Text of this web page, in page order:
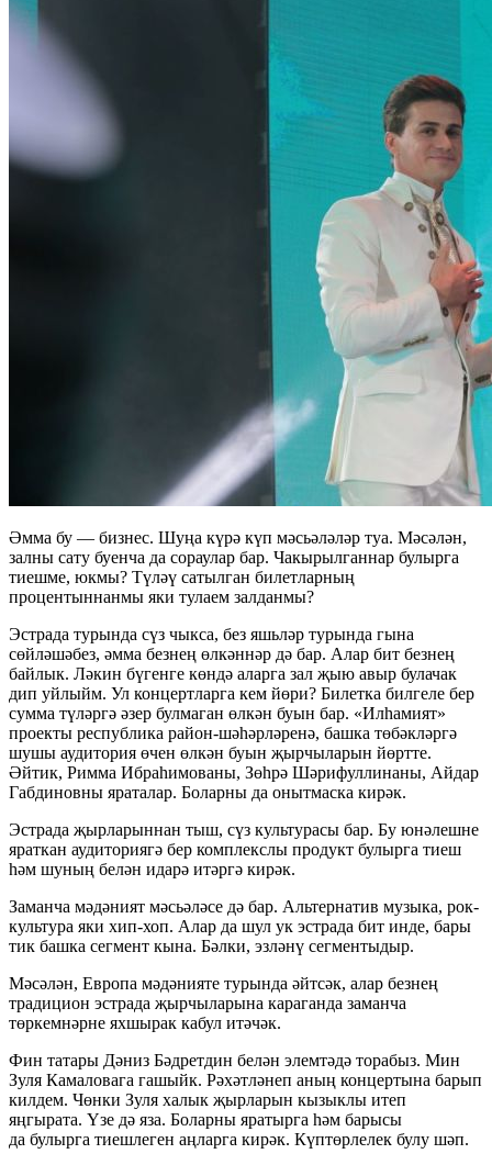
Әмма бу — бизнес. Шуңа күрә күп мәсьәләләр туа. Мәсәлән,
залны сату буенча да сораулар бар. Чакырылганнар булырга
тиешме, юкмы? Түләү сатылган билетларның
процентыннанмы яки тулаем залданмы?
Эстрада турында сүз чыкса, без яшьләр турында гына
сөйләшәбез, әмма безнең өлкәннәр дә бар. Алар бит безнең
байлык. Ләкин бүгенге көндә аларга зал җыю авыр булачак
дип уйлыйм. Ул концертларга кем йөри? Билетка билгеле бер
сумма түләргә әзер булмаган өлкән буын бар. «Илһамият»
проекты республика район-шәһәрләренә, башка төбәкләргә
шушы аудитория өчен өлкән буын җырчыларын йөртте.
Әйтик, Римма Ибраһимованы, Зөһрә Шәрифуллинаны, Айдар
Габдиновны яраталар. Боларны да онытмаска кирәк.
Эстрада җырларыннан тыш, сүз культурасы бар. Бу юнәлешне
яраткан аудиториягә бер комплекслы продукт булырга тиеш
һәм шуның белән идарә итәргә кирәк.
Заманча мәдәният мәсьәләсе дә бар. Альтернатив музыка, рок-
культура яки хип-хоп. Алар да шул ук эстрада бит инде, бары
тик башка сегмент кына. Бәлки, эзләнү сегментыдыр.
Мәсәлән, Европа мәдәнияте турында әйтсәк, алар безнең
традицион эстрада җырчыларына караганда заманча
төркемнәрне яхшырак кабул итәчәк.
Фин татары Дәниз Бәдретдин белән элемтәдә торабыз. Мин
Зуля Камаловага гашыйк. Рәхәтләнеп аның концертына барып
килдем. Чөнки Зуля халык җырларын кызыклы итеп
яңгырата. Үзе дә яза. Боларны яратырга һәм барысы
да булырга тиешлеген аңларга кирәк. Күптөрлелек булу шәп.